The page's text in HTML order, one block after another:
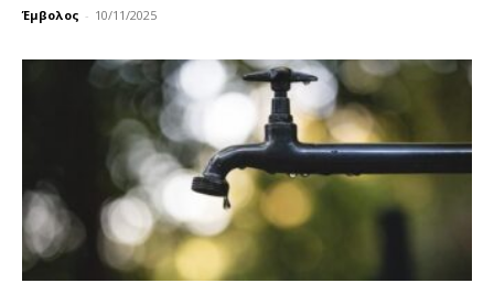
Έμβολος - 10/11/2025